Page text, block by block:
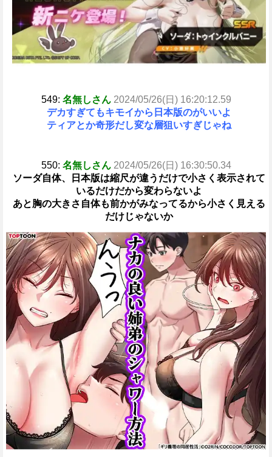
549: 名無しさん 2024/05/26(日) 16:20:12.59
デカすぎてもキモイから日本版のがいいよ
ティアとか奇形だし変な層狙いすぎじゃね
550: 名無しさん 2024/05/26(日) 16:30:50.34
ソーダ自体、日本版は縮尺が違うだけで小さく表示されて
いるだけだから変わらないよ
あと胸の大きさ自体も前かがみなってるから小さく見える
だけじゃないか